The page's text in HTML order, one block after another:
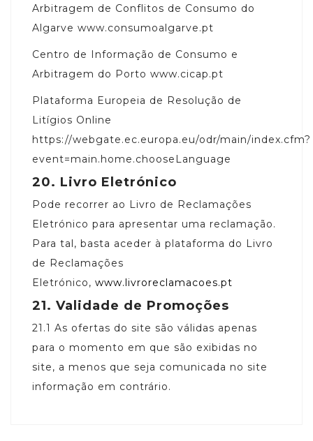
Arbitragem de Conflitos de Consumo do
Algarve www.consumoalgarve.pt
Centro de Informação de Consumo e
Arbitragem do Porto www.cicap.pt
Plataforma Europeia de Resolução de
Litígios Online
https://webgate.ec.europa.eu/odr/main/index.cfm?
event=main.home.chooseLanguage
20. Livro Eletrónico
Pode recorrer ao Livro de Reclamações
Eletrónico para apresentar uma reclamação.
Para tal, basta aceder à plataforma do Livro
de Reclamações
Eletrónico, www.livroreclamacoes.pt
21. Validade de Promoções
21.1 As ofertas do site são válidas apenas
para o momento em que são exibidas no
site, a menos que seja comunicada no site
informação em contrário.